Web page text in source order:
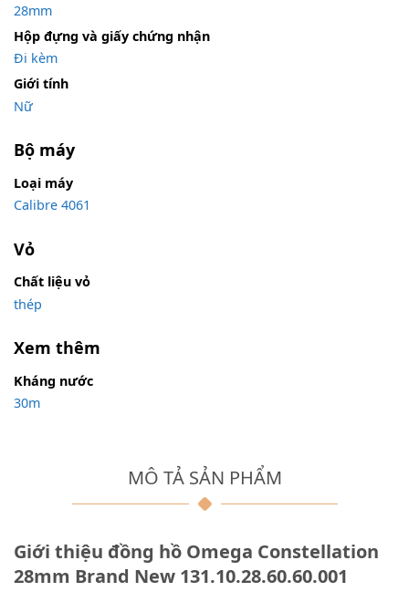
MÔ TẢ SẢN PHẨM
Giới thiệu đồng hồ Omega Constellation
28mm Brand New 131.10.28.60.60.001
28mm
Hộp đựng và giấy chứng nhận
Đi kèm
Giới tính
Nữ
Bộ máy
Loại máy
Calibre 4061
Vỏ
Chất liệu vỏ
thép
Xem thêm
Kháng nước
30m